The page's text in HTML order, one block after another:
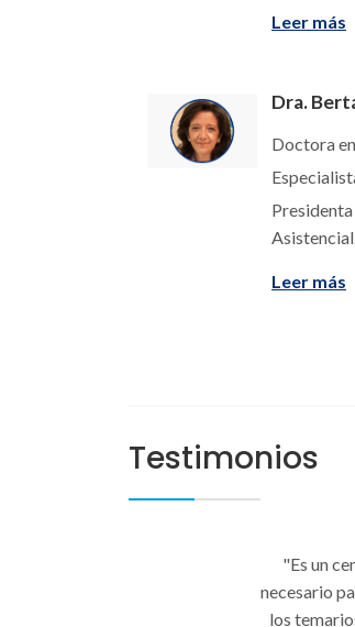
Leer más
Dra.
Doctora
Leer más
Testimonios
"Es un
necesario
los